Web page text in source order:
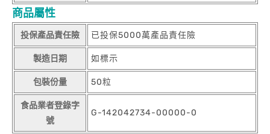
商品屬性
投保產品責任險 已投保5000萬產品責任險
製造日期 如標示
包裝份量 50粒
食品業者登錄字
號
G-142042734-00000-0